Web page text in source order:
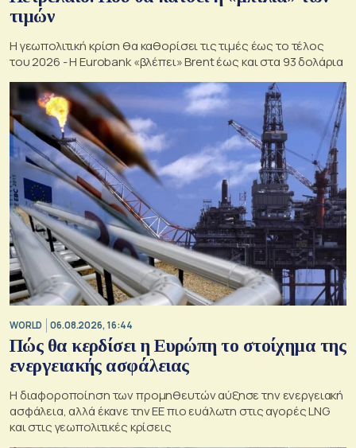
τιμών
Η γεωπολιτική κρίση θα καθορίσει τις τιμές έως το τέλος
του 2026 - Η Eurobank «βλέπει» Brent έως και στα 93 δολάρια
WORLD 06.08.2026, 16:44
Πώς θα κερδίσει η Ευρώπη το στοίχημα της
ενεργειακής ασφάλειας
Η διαφοροποίηση των προμηθευτών αύξησε την ενεργειακή
ασφάλεια, αλλά έκανε την ΕΕ πιο ευάλωτη στις αγορές LNG
και στις γεωπολιτικές κρίσεις